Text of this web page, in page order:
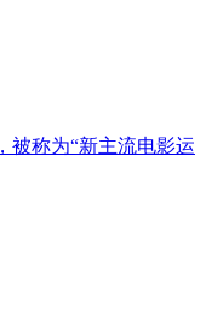
被称为“新主流电影运